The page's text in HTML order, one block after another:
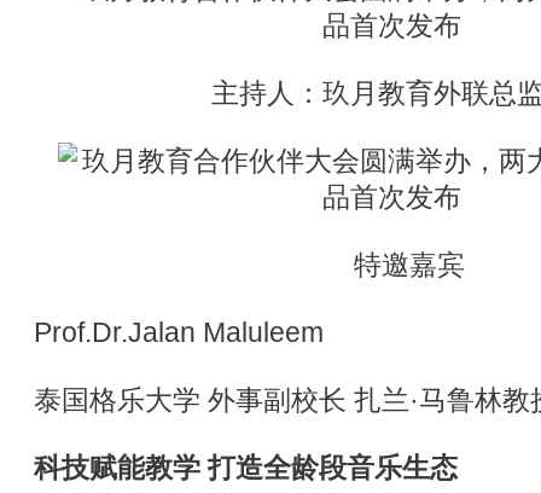
主持人：玖月教育外联总
特邀嘉宾
Prof.Dr.Jalan Maluleem
泰国格乐大学 外事副校长 扎兰·马鲁林教
科技赋能教学 打造全龄段音乐生态